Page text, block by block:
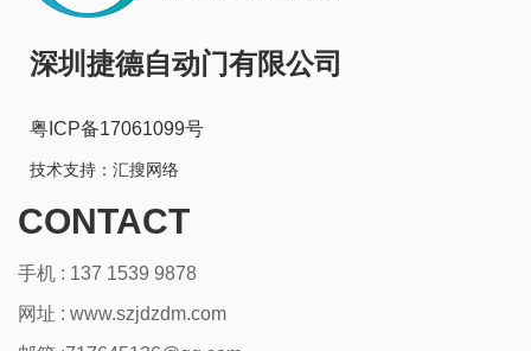
深圳捷德自动门有限公司
粤ICP备17061099号
技术支持： 汇搜网络
CONTACT
手机 : 137 1539 9878
网址 : www.szjdzdm.com